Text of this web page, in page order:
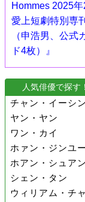
Hommes 2025年
愛上短劇特別専刊
（申浩男、公式
ド4枚）』
人気俳優で探す！
チャン・イーシン
ヤン・ヤン
ワン・カイ
ホァン・ジンユー
ホアン・シュアン
シェン・タン
ウィリアム・チ